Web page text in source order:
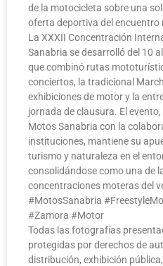
de la motocicleta sobre una
oferta deportiva del encuentro
La XXXII Concentración
Sanabria se desarrolló del 10
que combinó rutas
conciertos, la tradicional
exhibiciones de motor y la
jornada de clausura. El
Motos Sanabria con la
instituciones, mantiene su
turismo y naturaleza en el
consolidándose como una de
concentraciones moteras del
#MotosSanabria
#Zamora #Motor
Todas las fotografías
protegidas por derechos de
distribución, exhibición